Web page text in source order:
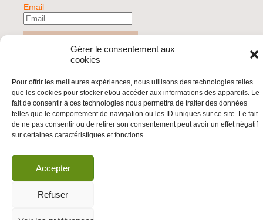
Gérer le consentement aux
cookies
Pour offrir les meilleures expériences, nous utilisons des technologies telles
que les cookies pour stocker et/ou accéder aux informations des appareils. Le
fait de consentir à ces technologies nous permettra de traiter des données
telles que le comportement de navigation ou les ID uniques sur ce site. Le fait
de ne pas consentir ou de retirer son consentement peut avoir un effet négatif
sur certaines caractéristiques et fonctions.
Accepter
Refuser
Email
© 2026 | BDS France | Boycott Désinvestissement Sanctions, la réponse
citoyenne et non-violente à l'impunité d'Israël |